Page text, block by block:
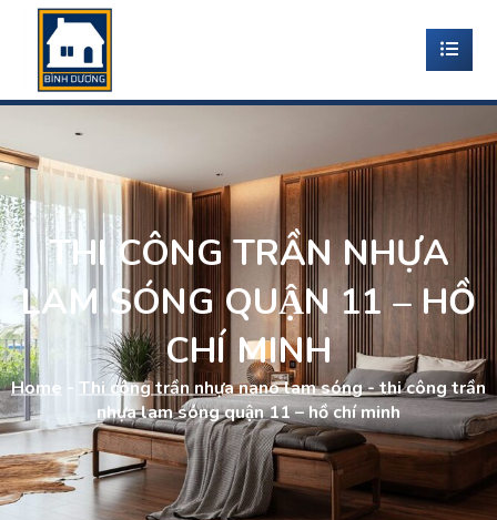
THI CÔNG TRẦN NHỰA
LAM SÓNG QUẬN 11 – HỒ
CHÍ MINH
Home - Thi công trần nhựa nano lam sóng-thi công trần
nhựa lam sóng quận 11 – hồ chí minh